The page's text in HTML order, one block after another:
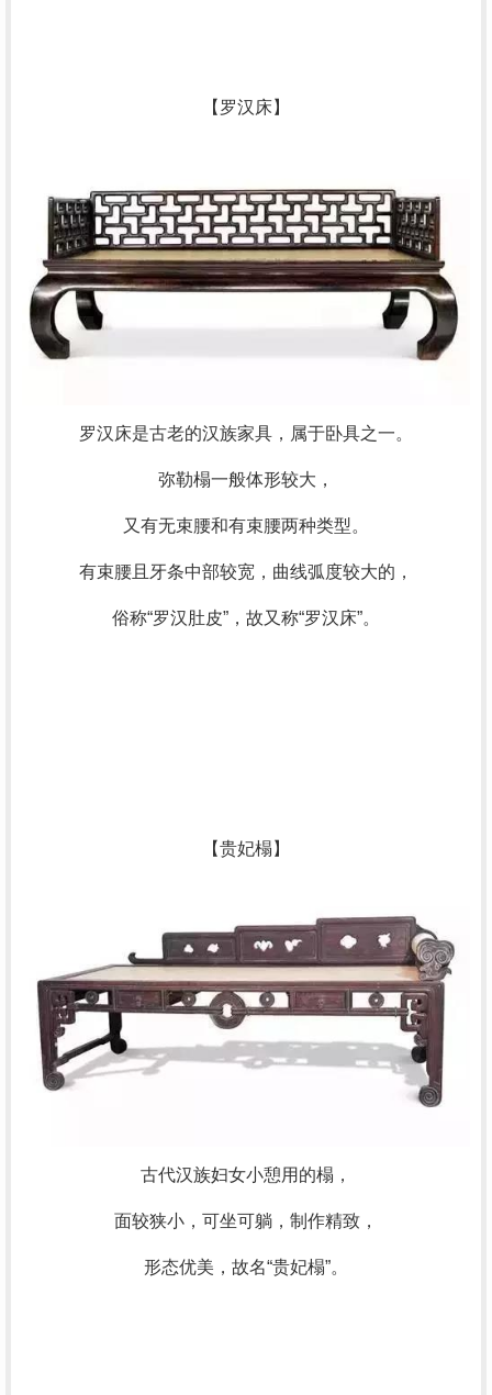
【罗汉床】
罗汉床是古老的汉族家具，属于卧具之一。
弥勒榻一般体形较大，
又有无束腰和有束腰两种类型。
有束腰且牙条中部较宽，曲线弧度较大的，
俗称“罗汉肚皮”，故又称“罗汉床”。
【贵妃榻】
古代汉族妇女小憩用的榻，
面较狭小，可坐可躺，制作精致，
形态优美，故名“贵妃榻”。